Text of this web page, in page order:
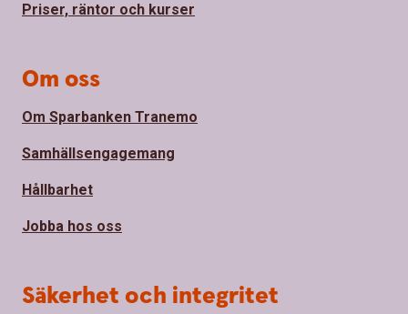
Priser, räntor och kurser
Om oss
Om Sparbanken Tranemo
Samhällsengagemang
Hållbarhet
Jobba hos oss
Säkerhet och integritet